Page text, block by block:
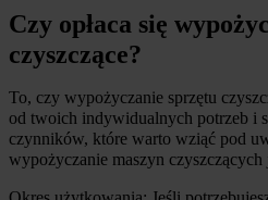
Czy opłaca się
czyszczące?
To, czy wypożyczanie sprzętu
od twoich indywidualnych potrzeb i
czynników, które warto wziąć pod
wypożyczanie maszyn czyszczących